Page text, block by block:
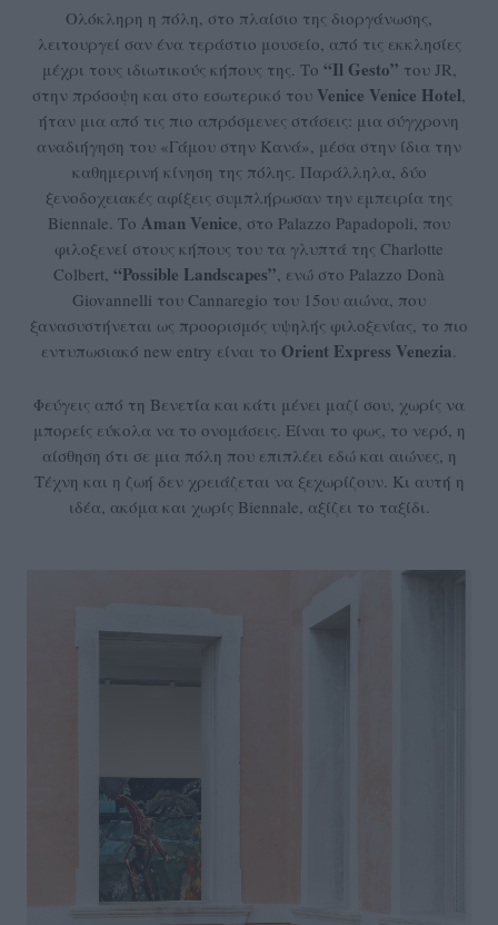
Ολόκληρη η πόλη, στο πλαίσιο της διοργάνωσης,
λειτουργεί σαν ένα τεράστιο μουσείο, από τις εκκλησίες
μέχρι τους ιδιωτικούς κήπους της. Το “Il Gesto” του JR,
στην πρόσοψη και στο εσωτερικό του Venice Venice Hotel,
ήταν μια από τις πιο απρόσμενες στάσεις: μια σύγχρονη
αναδιήγηση του «Γάμου στην Κανά», μέσα στην ίδια την
καθημερινή κίνηση της πόλης. Παράλληλα, δύο
ξενοδοχειακές αφίξεις συμπλήρωσαν την εμπειρία της
Biennale. Το Aman Venice, στο Palazzo Papadopoli, που
φιλοξενεί στους κήπους του τα γλυπτά της Charlotte
Colbert, “Possible Landscapes”, ενώ στο Palazzo Donà
Giovannelli του Cannaregio του 15ου αιώνα, που
ξανασυστήνεται ως προορισμός υψηλής φιλοξενίας, το πιο
εντυπωσιακό new entry είναι το Orient Express Venezia.
Φεύγεις από τη Βενετία και κάτι μένει μαζί σου, χωρίς να
μπορείς εύκολα να το ονομάσεις. Είναι το φως, το νερό, η
αίσθηση ότι σε μια πόλη που επιπλέει εδώ και αιώνες, η
Τέχνη και η ζωή δεν χρειάζεται να ξεχωρίζουν. Κι αυτή η
ιδέα, ακόμα και χωρίς Biennale, αξίζει το ταξίδι.